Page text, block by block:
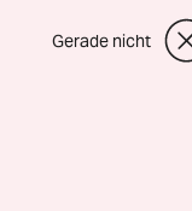
Gerade nicht